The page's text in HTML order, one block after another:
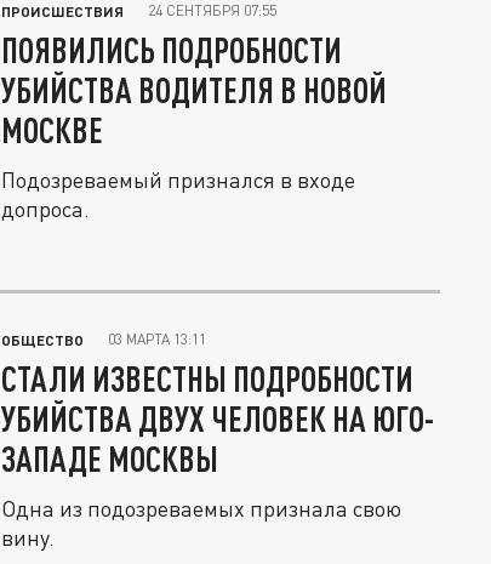
ПРОИСШЕСТВИЯ 24 СЕНТЯБРЯ 07:55
ПОЯВИЛИСЬ ПОДРОБНОСТИ
УБИЙСТВА ВОДИТЕЛЯ В НОВОЙ
МОСКВЕ
Подозреваемый признался в входе
допроса.
ОБЩЕСТВО 03 МАРТА 13:11
СТАЛИ ИЗВЕСТНЫ ПОДРОБНОСТИ
УБИЙСТВА ДВУХ ЧЕЛОВЕК НА ЮГО-
ЗАПАДЕ МОСКВЫ
Одна из подозреваемых признала свою
вину.